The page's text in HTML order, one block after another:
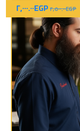
٢,٥٠٠.٠٠EGP ٢,٠٠٠.٠٠EGP